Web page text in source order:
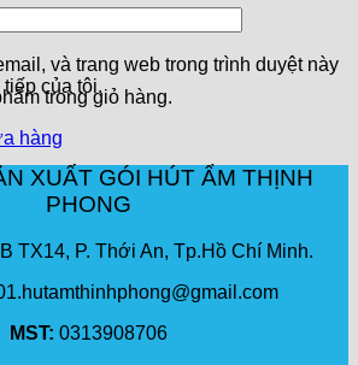
trong giỏ hàng.
hàng
và trang web trong trình duyệt này
của tôi.
XUẤT GÓI HÚT ẨM THỊNH
PHONG
TX14, P. Thới An, Tp.Hồ Chí Minh.
MST: 0313908706